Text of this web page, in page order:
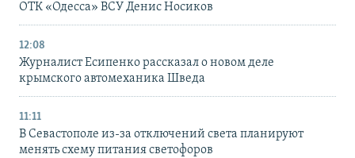
ОТК «Одесса» ВСУ Денис Носиков
12:08
Журналист Есипенко рассказал о новом деле
крымского автомеханика Шведа
11:11
В Севастополе из-за отключений света планируют
менять схему питания светофоров